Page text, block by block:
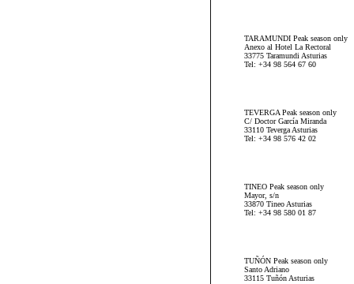
TARAMUNDI Peak season only
Anexo al Hotel La Rectoral
33775 Taramundi Asturias
Tel: +34 98 564 67 60
TEVERGA Peak season only
C/ Doctor García Miranda
33110 Teverga Asturias
Tel: +34 98 576 42 02
TINEO Peak season only
Mayor, s/n
33870 Tineo Asturias
Tel: +34 98 580 01 87
TUÑÓN Peak season only
Santo Adriano
33115 Tuñón Asturias